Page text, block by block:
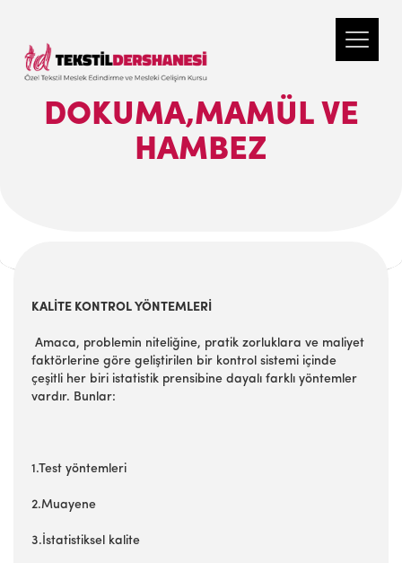
DOKUMA,MAMÜL VE
HAMBEZ
KALİTE KONTROL YÖNTEMLERİ
Amaca, problemin niteliğine, pratik zorluklara ve maliyet
faktörlerine göre geliştirilen bir kontrol sistemi içinde
çeşitli her biri istatistik prensibine dayalı farklı yöntemler
vardır. Bunlar:
1.Test yöntemleri
2.Muayene
3.İstatistiksel kalite